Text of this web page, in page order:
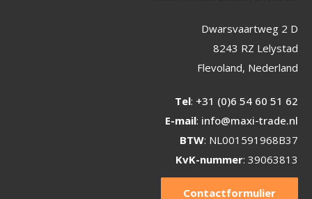
Dwarsvaartweg 2 D
8243 RZ Lelystad
Flevoland, Nederland
Tel: +31 (0)6 54 60 51 62
E-mail: info@maxi-trade.nl
BTW: NL001591968B37
KvK-nummer: 39063813
Contactformulier